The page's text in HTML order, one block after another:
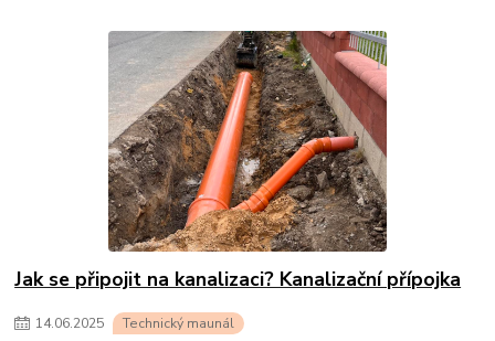
Jak se připojit na kanalizaci? Kanalizační přípojka
14.06.2025 Technický maunál